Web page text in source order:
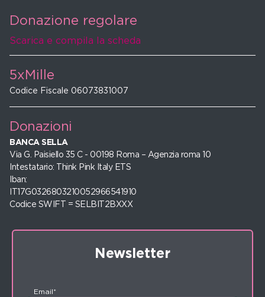
Donazione regolare
Scarica e compila la scheda
5xMille
Codice Fiscale 06073831007
Donazioni
BANCA SELLA
Via G. Paisiello 35 C - 00198 Roma – Agenzia roma 10
Intestatario: Think Pink Italy ETS
Iban:
IT17G0326803210052966541910
Codice SWIFT = SELBIT2BXXX
Newsletter
Email*